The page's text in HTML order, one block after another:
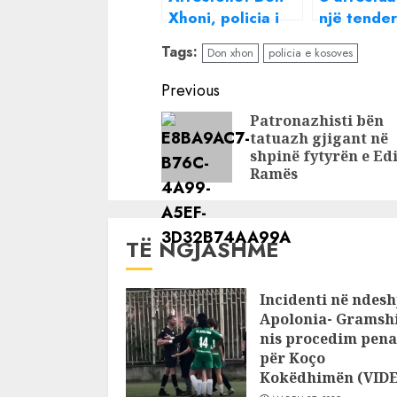
Xhoni, policia i
gjen armë zjarri
dhe fishekë
një
milion lekë,
rendi në
e Shkodrës
Tags: Don xhon policia e kosoves
Continue
Reading
Previous
Patronazhisti bën
tatuazh gjigant në
shpinë fytyrën e Edi
Ramës
TË NGJASHME
Incidenti në
Apolonia-
nis procedim
për Koço
Kokëdhimën